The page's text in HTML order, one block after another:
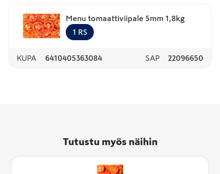
Menu tomaattiviipale 5mm 1,8kg
1 RS
KUPA 6410405363084 SAP 22096650
Tutustu myös näihin